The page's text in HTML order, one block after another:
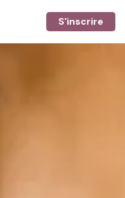
S'inscrire